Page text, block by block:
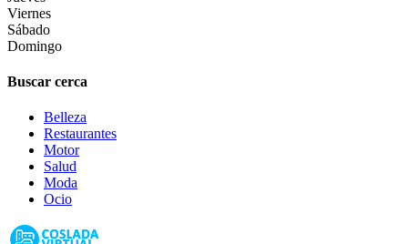
Viernes
Sábado
Domingo
Buscar cerca
Belleza
Restaurantes
Motor
Salud
Moda
Ocio